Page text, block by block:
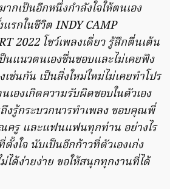
กเป็นอีกหนึ่งกำลังใจให้ตนเอง
รกในชีวิต INDY CAMP
2022 โชว์เพลงเดี่ยว รู้สึกตื่นเต้น
นแนวตนเองชื่นชอบและไม่เคยฟัง
ช่นกัน เป็นสิ่งใหม่ใหม่ไม่เคยทำโปร
เองเกิดความรับผิดชอบในตัวเอง
งรู้กระบวกนารทำเพลง ขอบคุณพี่
ครู และแฟนแฟนทุกท่าน อย่างไร
งใจ นับเป็นอีกก้าวที่ตัวเองเก่ง
ได้ง่ายง่าย ขอให้สนุกทุกงานที่ได้